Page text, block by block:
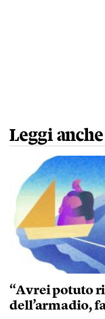
Leggi anche
“Avrei potuto
dell’armadio,